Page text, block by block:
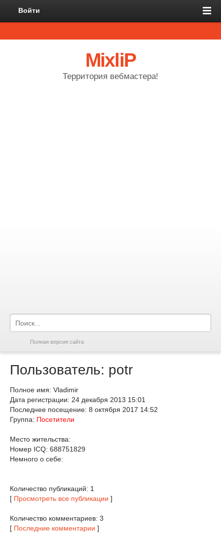
Войти
MixliP
Территория вебмастера!
Полная версия сайта
Пользователь: potr
Полное имя: Vladimir
Дата регистрации: 24 декабря 2013 15:01
Последнее посещение: 8 октября 2017 14:52
Группа: Посетители
Место жительства:
Номер ICQ: 688751829
Немного о себе:
Количество публикаций: 1
[ Просмотреть все публикации ]
Количество комментариев: 3
[ Последние комментарии ]